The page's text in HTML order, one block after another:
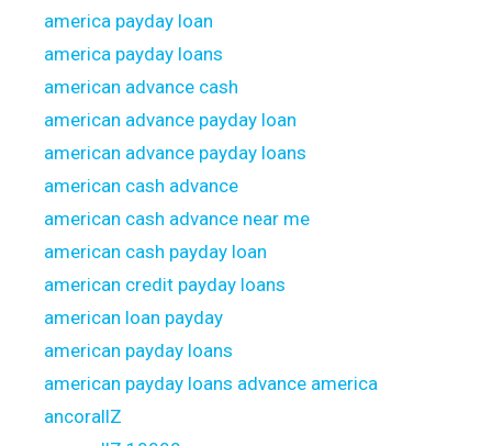
america payday loan
america payday loans
american advance cash
american advance payday loan
american advance payday loans
american cash advance
american cash advance near me
american cash payday loan
american credit payday loans
american loan payday
american payday loans
american payday loans advance america
ancorallZ